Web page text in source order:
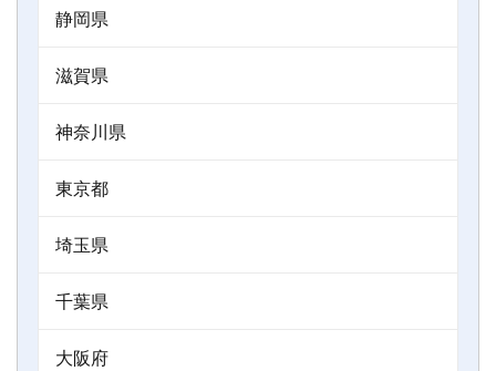
静岡県
滋賀県
神奈川県
東京都
埼玉県
千葉県
大阪府